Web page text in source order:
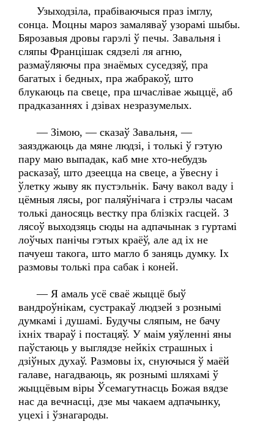
Узыходзіла, прабіваючыся праз імглу,
сонца. Моцны мароз замаляваў узорамі шыбы.
Бярозавыя дровы гарэлі ў печы. Завальня і
сляпы Францішак сядзелі ля агню,
размаўляючы пра знаёмых суседзяў, пра
багатых і бедных, пра жабракоў, што
блукаюць па свеце, пра шчаслівае жыццё, аб
прадказаннях і дзівах незразумелых.
— Зімою, — сказаў Завальня, —
заязджаюць да мяне людзі, і толькі ў гэтую
пару маю выпадак, каб мне хто-небудзь
расказаў, што дзеецца на свеце, а ўвесну і
ўлетку жыву як пустэльнік. Бачу вакол ваду і
цёмныя лясы, рог паляўнічага і стрэлы часам
толькі даносяць вестку пра блізкіх гасцей. З
лясоў выходзяць сюды на адпачынак з гуртамі
лоўчых панічы гэтых краёў, але ад іх не
пачуеш такога, што магло б заняць думку. Іх
размовы толькі пра сабак і коней.
— Я амаль усё сваё жыццё быў
вандроўнікам, сустракаў людзей з рознымі
думкамі і душамі. Будучы сляпым, не бачу
іхніх твараў і постацяў. У маім уяўленні яны
паўстаюць у выглядзе нейкіх страшных і
дзіўных духаў. Размовы іх, снуючыся ў маёй
галаве, нагадваюць, як рознымі шляхамі ў
жыццёвым віры Ўсемагутнасць Божая вядзе
нас да вечнасці, дзе мы чакаем адпачынку,
уцехі і ўзнагароды.